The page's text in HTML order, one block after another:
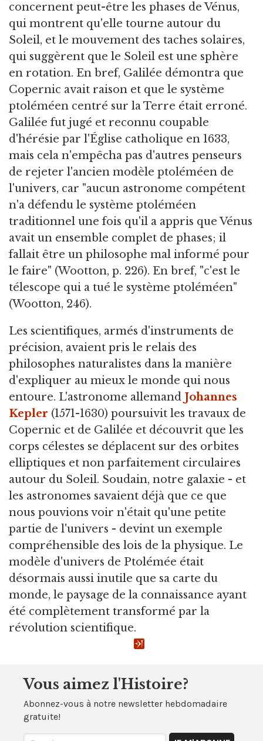
concernent peut-être les phases de Vénus,
qui montrent qu'elle tourne autour du
Soleil, et le mouvement des taches solaires,
qui suggèrent que le Soleil est une sphère
en rotation. En bref, Galilée démontra que
Copernic avait raison et que le système
ptoléméen centré sur la Terre était erroné.
Galilée fut jugé et reconnu coupable
d'hérésie par l'Église catholique en 1633,
mais cela n'empêcha pas d'autres penseurs
de rejeter l'ancien modèle ptoléméen de
l'univers, car "aucun astronome compétent
n'a défendu le système ptoléméen
traditionnel une fois qu'il a appris que Vénus
avait un ensemble complet de phases; il
fallait être un philosophe mal informé pour
le faire" (Wootton, p. 226). En bref, "c'est le
télescope qui a tué le système ptoléméen"
(Wootton, 246).
Les scientifiques, armés d'instruments de
précision, avaient pris le relais des
philosophes naturalistes dans la manière
d'expliquer au mieux le monde qui nous
entoure. L'astronome allemand Johannes
Kepler (1571-1630) poursuivit les travaux de
Copernic et de Galilée et découvrit que les
corps célestes se déplacent sur des orbites
elliptiques et non parfaitement circulaires
autour du Soleil. Soudain, notre galaxie - et
les astronomes savaient déjà que ce que
nous pouvions voir n'était qu'une petite
partie de l'univers - devint un exemple
compréhensible des lois de la physique. Le
modèle d'univers de Ptolémée était
désormais aussi inutile que sa carte du
monde, le paysage de la connaissance ayant
été complètement transformé par la
révolution scientifique.
Vous aimez l'Histoire?
Abonnez-vous à notre newsletter hebdomadaire
gratuite!